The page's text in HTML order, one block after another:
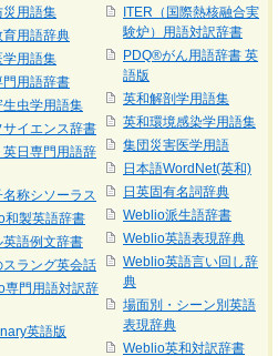
災用語集
育用語辞典
学用語集
門用語辞書
生虫学用語集
サイエンス辞書
英日専門用語辞
名称シソーラス
和製英語辞書
英語例文辞書
スラング英会話
専門用語対訳辞
英語版
ITER（国際熱核融合実
験炉）用語対訳辞書
PDQ®がん用語辞書 英
語版
英和解剖学用語集
英和環境感染学用語集
集団災害医学用語
日本語WordNet(英和)
日英固有名詞辞典
Weblio派生語辞書
Weblio英語表現辞典
Weblio英語言い回し辞
典
場面別・シーン別英語
表現辞典
Weblio英和対訳辞書